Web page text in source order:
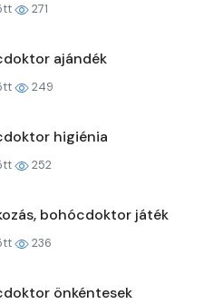
271
ajándék
249
higiénia
252
bohócdoktor játék
236
önkéntesek